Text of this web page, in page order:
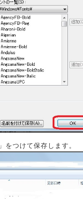
をつけて保存します。